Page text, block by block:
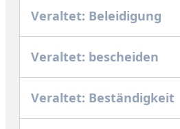
Veraltet: Beleidigung
Veraltet: bescheiden
Veraltet: Beständigkeit